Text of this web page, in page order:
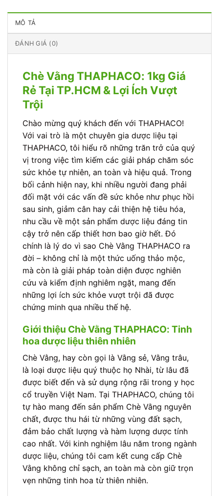
MÔ TẢ
ĐÁNH GIÁ (0)
Chè Vằng THAPHACO: 1kg Giá
Rẻ Tại TP.HCM & Lợi Ích Vượt
Trội
Chào mừng quý khách đến với THAPHACO!
Với vai trò là một chuyên gia dược liệu tại
THAPHACO, tôi hiểu rõ những trăn trở của quý
vị trong việc tìm kiếm các giải pháp chăm sóc
sức khỏe tự nhiên, an toàn và hiệu quả. Trong
bối cảnh hiện nay, khi nhiều người đang phải
đối mặt với các vấn đề sức khỏe như phục hồi
sau sinh, giảm cân hay cải thiện hệ tiêu hóa,
nhu cầu về một sản phẩm dược liệu đáng tin
cậy trở nên cấp thiết hơn bao giờ hết. Đó
chính là lý do vì sao Chè Vằng THAPHACO ra
đời – không chỉ là một thức uống thảo mộc,
mà còn là giải pháp toàn diện được nghiên
cứu và kiểm định nghiêm ngặt, mang đến
những lợi ích sức khỏe vượt trội đã được
chứng minh qua nhiều thế hệ.
Giới thiệu Chè Vằng THAPHACO: Tinh
hoa dược liệu thiên nhiên
Chè Vằng, hay còn gọi là Vằng sẻ, Vằng trâu,
là loại dược liệu quý thuộc họ Nhài, từ lâu đã
được biết đến và sử dụng rộng rãi trong y học
cổ truyền Việt Nam. Tại THAPHACO, chúng tôi
tự hào mang đến sản phẩm Chè Vằng nguyên
chất, được thu hái từ những vùng đất sạch,
đảm bảo chất lượng và hàm lượng dược tính
cao nhất. Với kinh nghiệm lâu năm trong ngành
dược liệu, chúng tôi cam kết cung cấp Chè
Vằng không chỉ sạch, an toàn mà còn giữ trọn
vẹn những tinh hoa từ thiên nhiên.